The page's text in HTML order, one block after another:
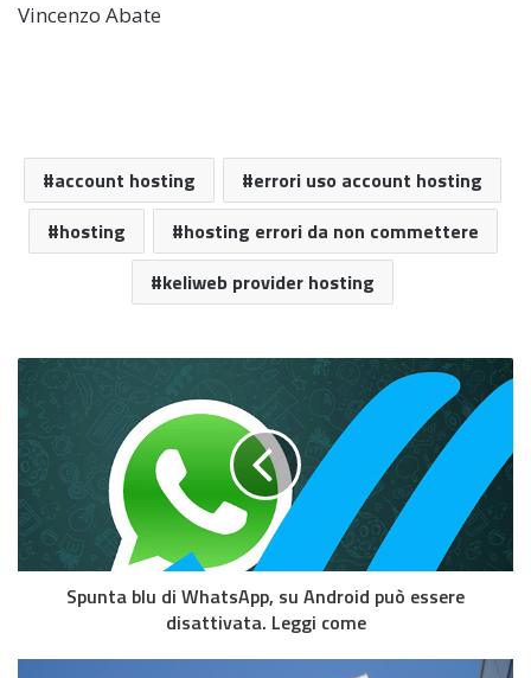
Vincenzo Abate
account hosting
errori uso account hosting
hosting
hosting errori da non commettere
keliweb provider hosting
Spunta blu di WhatsApp, su Android può essere
disattivata. Leggi come